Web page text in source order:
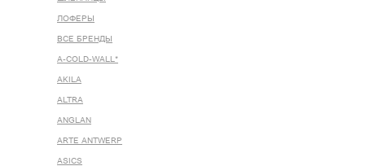
ЛОФЕРЫ
ВСЕ БРЕНДЫ
A-COLD-WALL*
AKILA
ALTRA
ANGLAN
ARTE ANTWERP
ASICS